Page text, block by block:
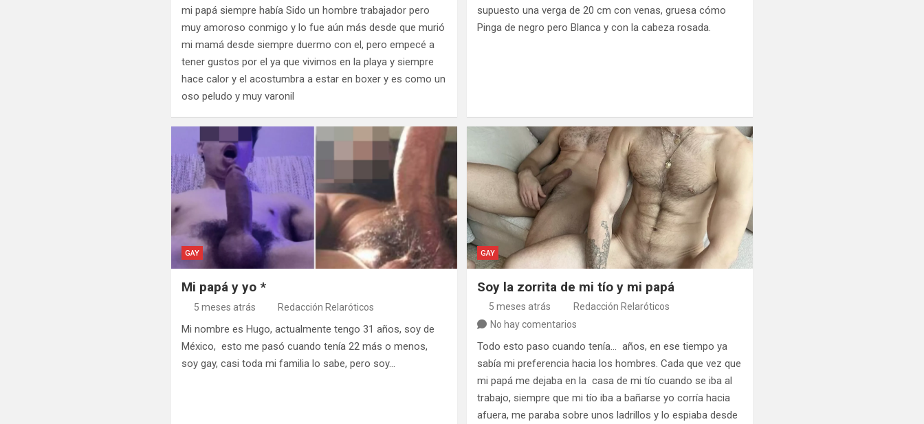
mi papá siempre había Sido un hombre trabajador pero
muy amoroso conmigo y lo fue aún más desde que murió
mi mamá desde siempre duermo con el, pero empecé a
tener gustos por el ya que vivimos en la playa y siempre
hace calor y el acostumbra a estar en boxer y es como un
oso peludo y muy varonil
supuesto una verga de 20 cm con venas, gruesa cómo
Pinga de negro pero Blanca y con la cabeza rosada.
GAY
Mi papá y yo *
5 meses atrás Redacción Relaróticos
Mi nombre es Hugo, actualmente tengo 31 años, soy de
México, esto me pasó cuando tenía 22 más o menos,
soy gay, casi toda mi familia lo sabe, pero soy…
GAY
Soy la zorrita de mi tío y mi papá
5 meses atrás
Redacción Relaróticos
No hay comentarios
Todo esto paso cuando tenía… años, en ese tiempo ya
sabía mi preferencia hacia los hombres. Cada que vez que
mi papá me dejaba en la casa de mi tío cuando se iba al
trabajo, siempre que mi tío iba a bañarse yo corría hacia
afuera, me paraba sobre unos ladrillos y lo espiaba desde